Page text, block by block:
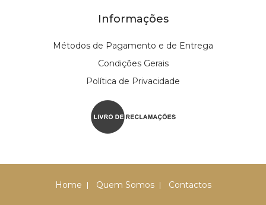
Informações
Métodos de Pagamento e de Entrega
Condições Gerais
Política de Privacidade
Home Quem Somos Contactos